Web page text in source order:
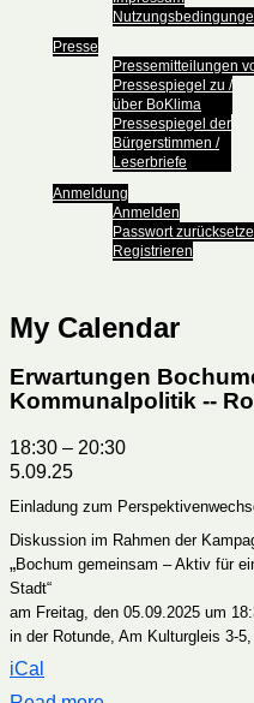
Presse
Pressemitteilungen
Pressespiegel zu /
über BoKlima
Pressespiegel der
Bürgerstimmen /
Leserbriefe
Anmeldung
Anmelden
Passwort
Registrieren
My Calendar
Erwartungen
Kommunalpolitik --
18:30 – 20:30
5.09.25
Einladung zum
Diskussion im Rahmen der
„Bochum gemeinsam – Aktiv für
Stadt“
am Freitag, den 05.09.2025 um
in der Rotunde, Am Kulturgleis 3-
iCal